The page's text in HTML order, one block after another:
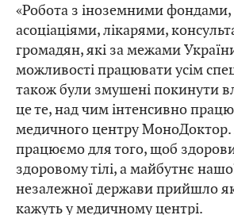
«Робота з іноземними
асоціаціями, лікарями,
громадян, які за межами
можливості працювати усім
також були змушені покинути
це те, над чим інтенсивно
медичного центру
працюємо для того, щоб
здоровому тілі, а майбутнє
незалежної держави прийшло
кажуть у медичному центрі.